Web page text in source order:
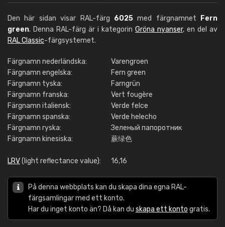
Den här sidan visar RAL-färg 6025med färgnamnet
Fern
green. Denna RAL-färg är i kategorin Gröna nyanser, en del av
RAL Classic-färgsystemet.
Färgnamn nederländska:
Varengroen
Färgnamn engelska:
Fern green
Färgnamn tyska:
Farngrün
Färgnamn franska:
Vert fougère
Färgnamn italiensk:
Verde felce
Färgnamn spanska:
Verde helecho
Färgnamn ryska:
Зеленый папоротник
Färgnamn kinesiska:
蕨绿色
LRV(light reflectance value): 16,16
På denna webbplats kan du skapa dina egna RAL-
färgsamlingar med ett konto.
Har du inget konto än? Då kan du skapa ett konto gratis.